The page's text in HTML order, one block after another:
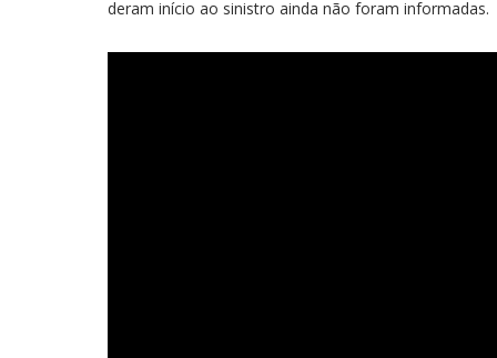
deram início ao sinistro ainda não foram informadas.